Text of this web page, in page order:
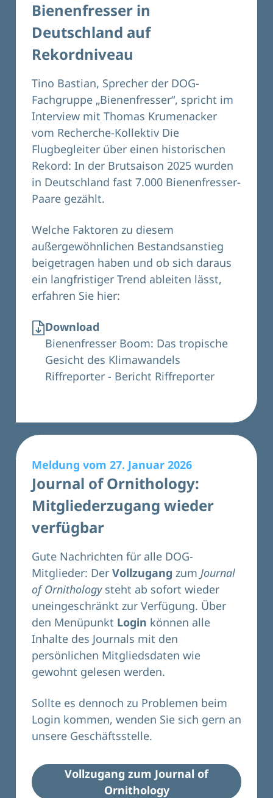
Bienenfresser in
Deutschland auf
Rekordniveau
Tino Bastian, Sprecher der DOG-
Fachgruppe „Bienenfresser“, spricht im
Interview mit Thomas Krumenacker
vom Recherche-Kollektiv Die
Flugbegleiter über einen historischen
Rekord: In der Brutsaison 2025 wurden
in Deutschland fast 7.000 Bienenfresser-
Paare gezählt.
Welche Faktoren zu diesem
außergewöhnlichen Bestandsanstieg
beigetragen haben und ob sich daraus
ein langfristiger Trend ableiten lässt,
erfahren Sie hier:
Download
Bienenfresser Boom: Das tropische
Gesicht des Klimawandels
Riffreporter - Bericht Riffreporter
Meldung vom 27. Januar 2026
Journal of Ornithology:
Mitgliederzugang wieder
verfügbar
Gute Nachrichten für alle DOG-
Mitglieder: Der Vollzugang zum Journal
of Ornithologysteht ab sofort wieder
uneingeschränkt zur Verfügung. Über
den Menüpunkt Login können alle
Inhalte des Journals mit den
persönlichen Mitgliedsdaten wie
gewohnt gelesen werden.
Sollte es dennoch zu Problemen beim
Login kommen, wenden Sie sich gern an
unsere Geschäftsstelle.
Vollzugang zum Journal of
Ornithology